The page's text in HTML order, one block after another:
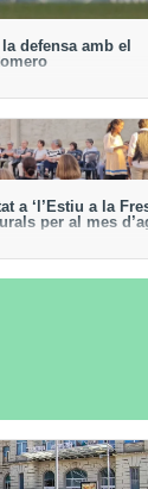
defensa amb el
a ‘l’Estiu a la
per al mes
mira al cel’